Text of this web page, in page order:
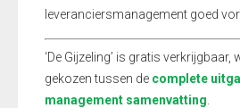
leveranciersmanagement goed
‘De Gijzeling’ is gratis
gekozen tussen de complete
management samenvatting